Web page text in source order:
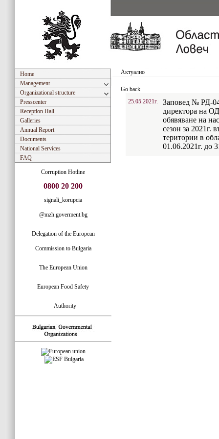
Home
Management
Organizational structure
Presscenter
Reception Hall
Galleries
Annual Report
Documents
National Services
FAQ
Corruption Hotline
0800 20 200
signali_korupcia
@mzh.goverment.bg
Delegation of the European
Commission to Bulgaria
The European Union
European Food Safety
Authority
Актуално
Go back
25.05.2021г.
Заповед № РД-
директора на
обявяване на
сезон за 2021г.
територии в
01.06.2021г. до